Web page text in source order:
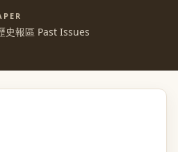
史報區 Past Issues